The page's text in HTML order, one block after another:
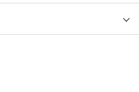
SK-Ⅱ
五月人形